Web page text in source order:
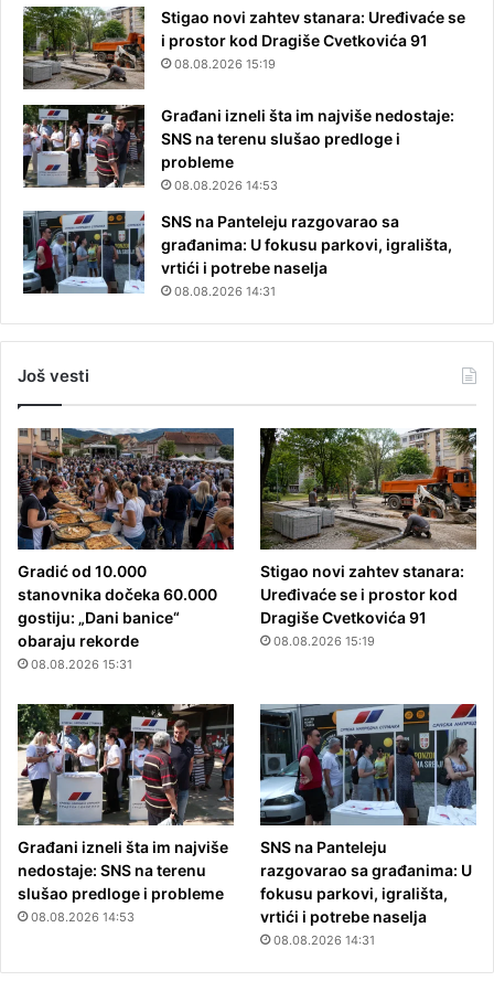
Stigao novi zahtev stanara: Uređivaće se
i prostor kod Dragiše Cvetkovića 91
08.08.2026 15:19
Građani izneli šta im najviše nedostaje:
SNS na terenu slušao predloge i
probleme
08.08.2026 14:53
SNS na Panteleju razgovarao sa
građanima: U fokusu parkovi, igrališta,
vrtići i potrebe naselja
08.08.2026 14:31
Još vesti
Gradić od 10.000
stanovnika dočeka 60.000
gostiju: „Dani banice“
obaraju rekorde
08.08.2026 15:31
Stigao novi zahtev stanara:
Uređivaće se i prostor kod
Dragiše Cvetkovića 91
08.08.2026 15:19
Građani izneli šta im najviše
nedostaje: SNS na terenu
slušao predloge i probleme
08.08.2026 14:53
SNS na Panteleju
razgovarao sa građanima: U
fokusu parkovi, igrališta,
vrtići i potrebe naselja
08.08.2026 14:31